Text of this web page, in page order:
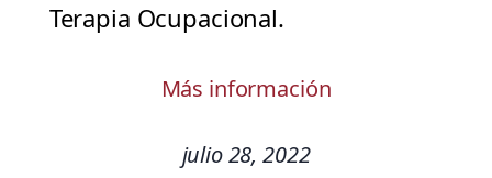
Terapia Ocupacional.
Más información
julio 28, 2022